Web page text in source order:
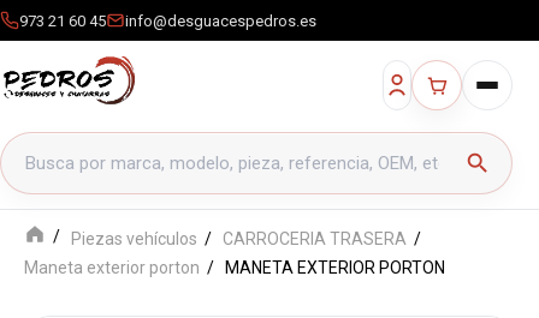
973 21 60 45 info@desguacespedros.es
Buscar productos
search
Piezas vehículos
CARROCERIA TRASERA
Maneta exterior porton
MANETA EXTERIOR PORTON